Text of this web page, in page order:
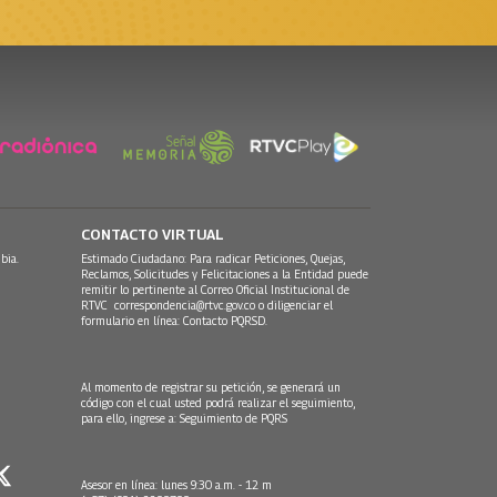
CONTACTO VIRTUAL
Estimado Ciudadano: Para radicar Peticiones, Quejas,
Reclamos, Solicitudes y Felicitaciones a la Entidad puede
remitir lo pertinente al Correo Oficial Institucional de
RTVC correspondencia@rtvc.gov.co o diligenciar el
formulario en línea: Contacto PQRSD.
Al momento de registrar su petición, se generará un
código con el cual usted podrá realizar el seguimiento,
para ello, ingrese a: Seguimiento de PQRS
Asesor en línea: lunes 9:30 a.m. - 12 m